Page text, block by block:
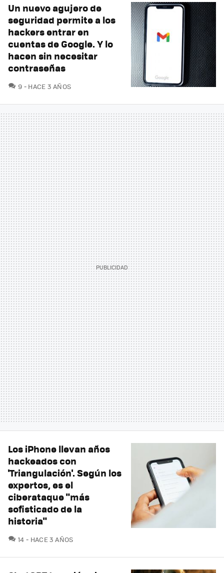
Un nuevo agujero de
seguridad permite a los
hackers entrar en
cuentas de Google. Y lo
hacen sin necesitar
contraseñas
9 COMENTARIOS
HACE 3 AÑOS
Los iPhone llevan años
hackeados con
'Triangulación'. Según los
expertos, es el
ciberataque "más
sofisticado de la
historia"
14 COMENTARIOS
HACE 3 AÑOS